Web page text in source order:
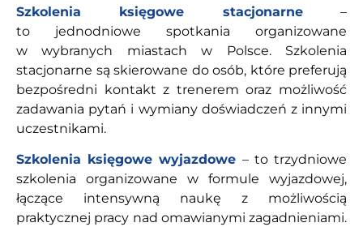
Szkolenia księgowe stacjonarne–
to jednodniowe spotkania organizowane
w wybranych miastach w Polsce. Szkolenia
stacjonarne są skierowane do osób, które preferują
bezpośredni kontakt z trenerem oraz możliwość
zadawania pytań i wymiany doświadczeń z innymi
uczestnikami.
Szkolenia księgowe wyjazdowe – to trzydniowe
szkolenia organizowane w formule wyjazdowej,
łączące intensywną naukę z możliwością
praktycznej pracy nad omawianymi zagadnieniami.